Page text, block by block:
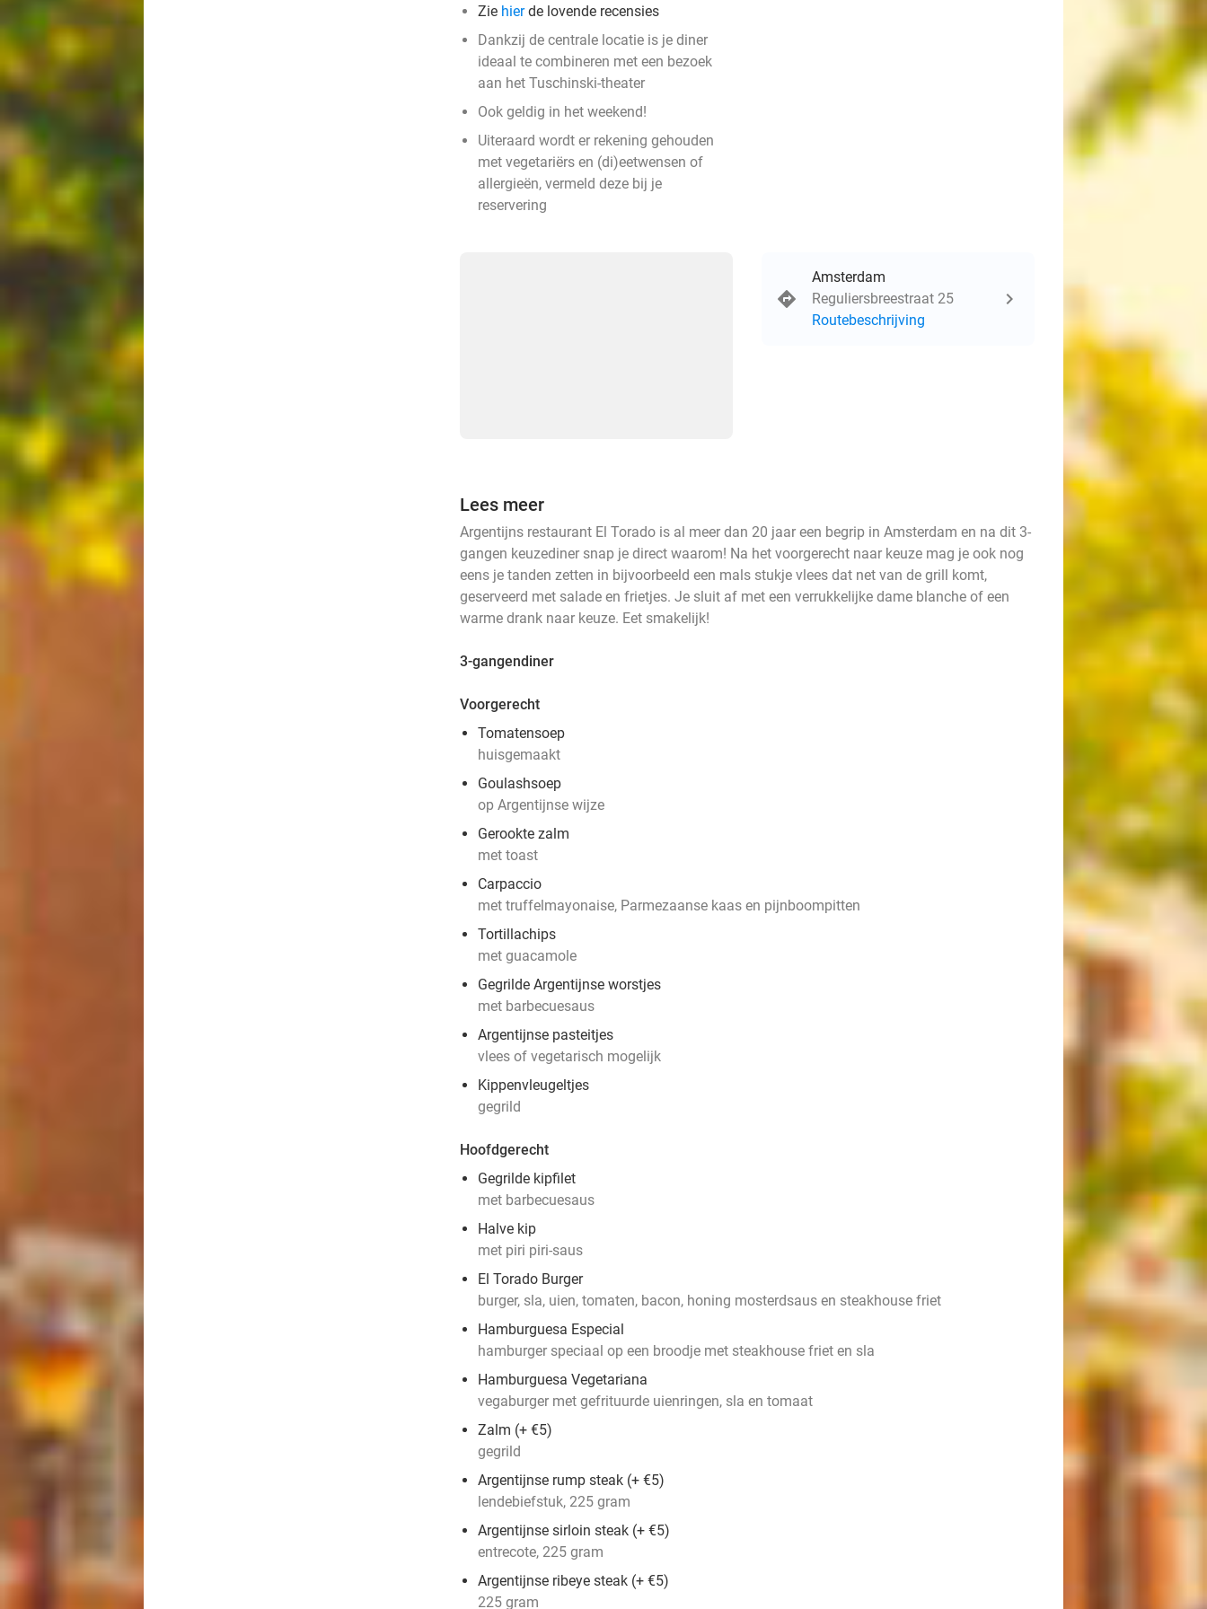
Zie hierde lovende recensies
Dankzij de centrale locatie is je diner
ideaal te combineren met een bezoek
aan het Tuschinski-theater
Ook geldig in het weekend!
Uiteraard wordt er rekening gehouden
met vegetariërs en (di)eetwensen of
allergieën, vermeld deze bij je
reservering
Amsterdam
Reguliersbreestraat 25
Routebeschrijving
Lees meer
Argentijns restaurant El Torado is al meer dan 20 jaar een begrip in Amsterdam en na dit 3-
gangen keuzediner snap je direct waarom! Na het voorgerecht naar keuze mag je ook nog
eens je tanden zetten in bijvoorbeeld een mals stukje vlees dat net van de grill komt,
geserveerd met salade en frietjes. Je sluit af met een verrukkelijke dame blanche of een
warme drank naar keuze. Eet smakelijk!
3-gangendiner
Voorgerecht
Tomatensoep
huisgemaakt
Goulashsoep
op Argentijnse wijze
Gerookte zalm
met toast
Carpaccio
met truffelmayonaise, Parmezaanse kaas en pijnboompitten
Tortillachips
met guacamole
Gegrilde Argentijnse worstjes
met barbecuesaus
Argentijnse pasteitjes
vlees of vegetarisch mogelijk
Kippenvleugeltjes
gegrild
Hoofdgerecht
Gegrilde kipfilet
met barbecuesaus
Halve kip
met piri piri-saus
El Torado Burger
burger, sla, uien, tomaten, bacon, honing mosterdsaus en steakhouse friet
Hamburguesa Especial
hamburger speciaal op een broodje met steakhouse friet en sla
Hamburguesa Vegetariana
vegaburger met gefrituurde uienringen, sla en tomaat
Zalm (+ €5)
gegrild
Argentijnse rump steak (+ €5)
lendebiefstuk, 225 gram
Argentijnse sirloin steak (+ €5)
entrecote, 225 gram
Argentijnse ribeye steak (+ €5)
225 gram